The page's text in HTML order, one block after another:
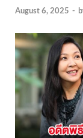
August 6, 2025 -